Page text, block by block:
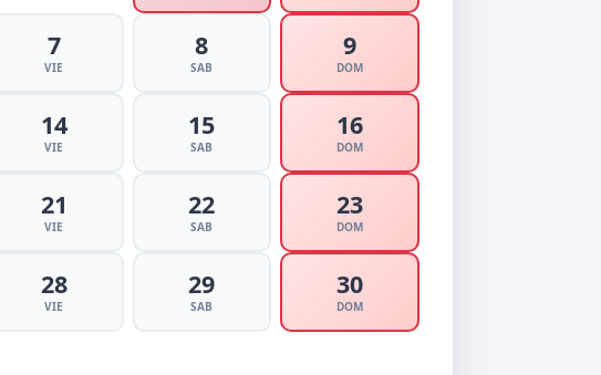
7
VIE
8
SAB
9
DOM
14
VIE
15
SAB
16
DOM
21
VIE
22
SAB
23
DOM
28
VIE
29
SAB
30
DOM